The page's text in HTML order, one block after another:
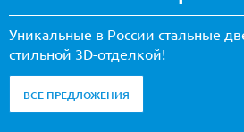
Уникальные в России стальные
стильной 3D-отделкой!
ВСЕ ПРЕДЛОЖЕНИЯ